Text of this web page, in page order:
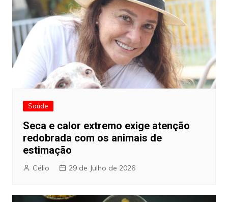
Saúde
Seca e calor extremo exige atenção
redobrada com os animais de
estimação
Célio 29 de Julho de 2026